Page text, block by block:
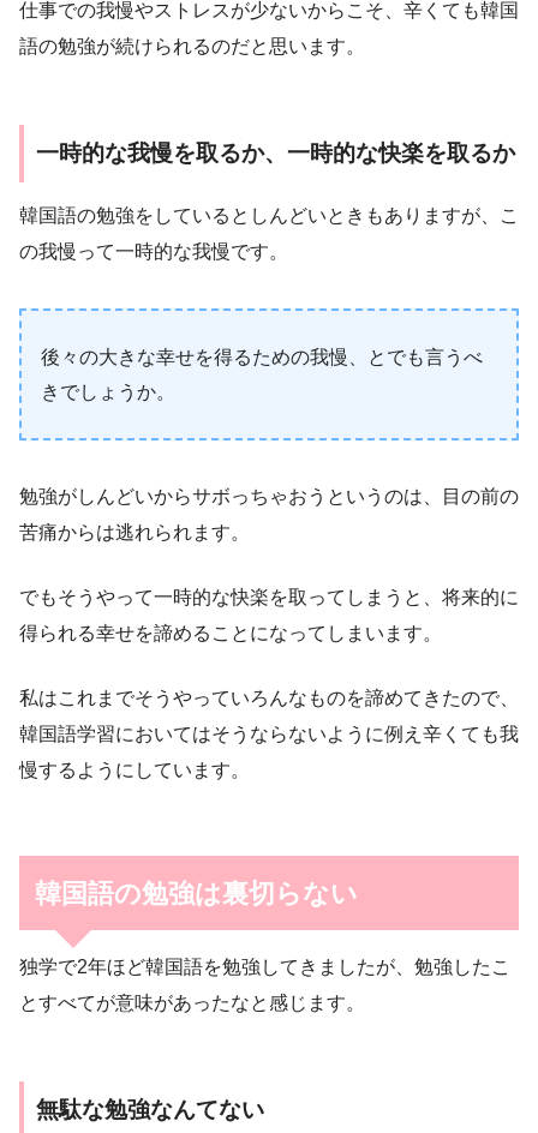
仕事での我慢やストレスが少ないからこそ、辛くても韓国
語の勉強が続けられるのだと思います。
一時的な我慢を取るか、一時的な快楽を取るか
韓国語の勉強をしているとしんどいときもありますが、こ
の我慢って一時的な我慢です。
後々の大きな幸せを得るための我慢、とでも言うべ
きでしょうか。
勉強がしんどいからサボっちゃおうというのは、目の前の
苦痛からは逃れられます。
でもそうやって一時的な快楽を取ってしまうと、将来的に
得られる幸せを諦めることになってしまいます。
私はこれまでそうやっていろんなものを諦めてきたので、
韓国語学習においてはそうならないように例え辛くても我
慢するようにしています。
韓国語の勉強は裏切らない
独学で2年ほど韓国語を勉強してきましたが、勉強したこ
とすべてが意味があったなと感じます。
無駄な勉強なんてない